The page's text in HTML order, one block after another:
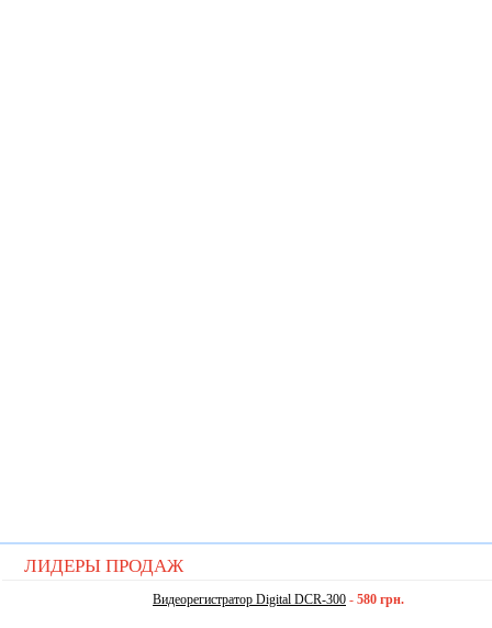
ЛИДЕРЫ ПРОДАЖ
Видеорегистратор Digital DCR-300 - 580 грн.